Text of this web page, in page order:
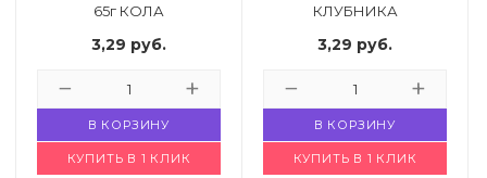
65г КОЛА
3,29 руб.
В КОРЗИНУ
КУПИТЬ В 1 КЛИК
КЛУБНИКА
3,29 руб.
В КОРЗИНУ
КУПИТЬ В 1 КЛИК